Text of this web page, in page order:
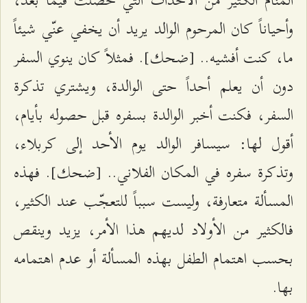
وأحياناً كان المرحوم الوالد يريد أن يخفي عنّي شيئاً
ما، كنت أفشيه.. [ضحك]. فمثلاً كان ينوي السفر
دون أن يعلم أحداً حتى الوالدة، ويشتري تذكرة
السفر، فكنت أخبر الوالدة بسفره قبل حصوله بأيام،
أقول لها: سيسافر الوالد يوم الأحد إلى كربلاء،
وتذكرة سفره في المكان الفلاني.. [ضحك]. فهذه
المسألة متعارفة، وليست سبباً للتعجّب عند الكثير،
فالكثير من الأولاد لديهم هذا الأمر، يزيد وينقص
بحسب اهتمام الطفل بهذه المسألة أو عدم اهتمامه
بها.